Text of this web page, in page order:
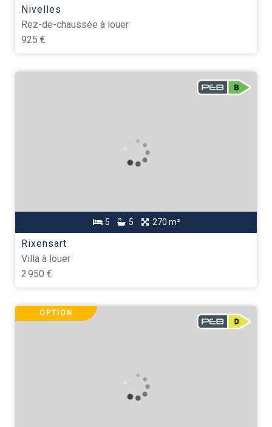
Nivelles
Rez-de-chaussée à louer
925 €
5 5 270 m²
Rixensart
Villa à louer
2 950 €
OPTION